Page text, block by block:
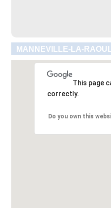
MANNEVILLE-LA-
This page
correctly.
Do you own this